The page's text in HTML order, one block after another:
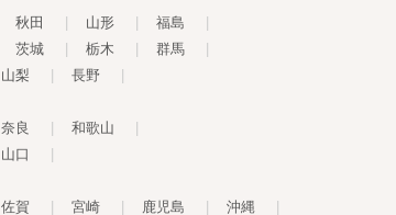
秋田 山形 福島
茨城 栃木 群馬
山梨 長野
奈良 和歌山
山口
佐賀 宮崎 鹿児島 沖縄